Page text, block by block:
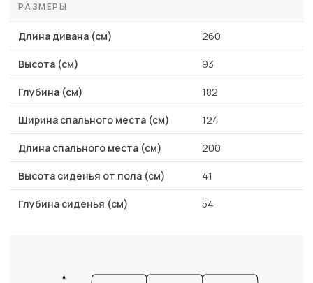
РАЗМЕРЫ
Длина дивана (см) 260
Высота (см) 93
Глубина (см) 182
Ширина спального места (см) 124
Длина спального места (см) 200
Высота сиденья от пола (см) 41
Глубина сиденья (см) 54